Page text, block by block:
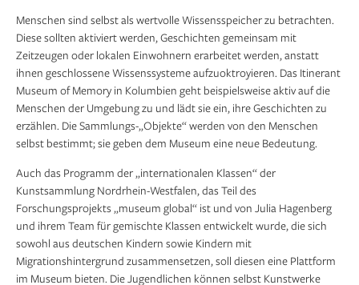
Menschen sind selbst als wertvolle Wissensspeicher zu betrachten.
Diese sollten aktiviert werden, Geschichten gemeinsam mit
Zeitzeugen oder lokalen Einwohnern erarbeitet werden, anstatt
ihnen geschlossene Wissenssysteme aufzuoktroyieren. Das Itinerant
Museum of Memory in Kolumbien geht beispielsweise aktiv auf die
Menschen der Umgebung zu und lädt sie ein, ihre Geschichten zu
erzählen. Die Sammlungs-„Objekte“ werden von den Menschen
selbst bestimmt; sie geben dem Museum eine neue Bedeutung.
Auch das Programm der „internationalen Klassen“ der
Kunstsammlung Nordrhein-Westfalen, das Teil des
Forschungsprojekts „museum global“ ist und von Julia Hagenberg
und ihrem Team für gemischte Klassen entwickelt wurde, die sich
sowohl aus deutschen Kindern sowie Kindern mit
Migrationshintergrund zusammensetzen, soll diesen eine Plattform
im Museum bieten. Die Jugendlichen können selbst Kunstwerke